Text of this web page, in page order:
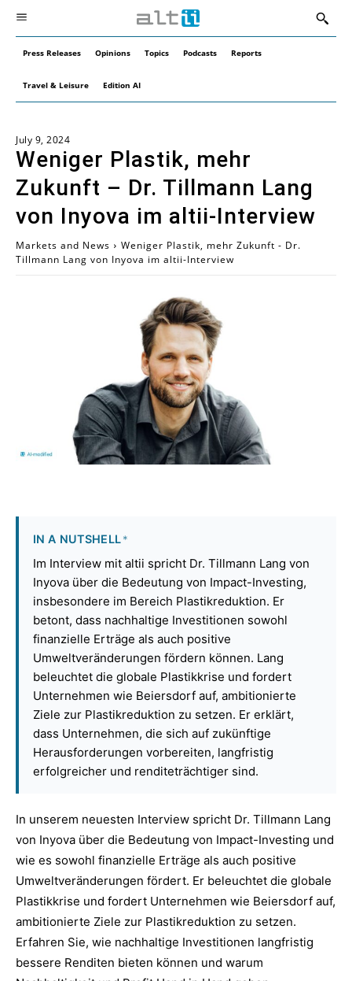
Press Releases Opinions Topics Podcasts Reports
Travel & Leisure Edition AI
July 9, 2024
Weniger Plastik, mehr
Zukunft – Dr. Tillmann Lang
von Inyova im altii-Interview
Markets and News
Weniger Plastik, mehr Zukunft - Dr.
Tillmann Lang von Inyova im altii-Interview
IN A NUTSHELL*
Im Interview mit altii spricht Dr. Tillmann Lang von
Inyova über die Bedeutung von Impact-Investing,
insbesondere im Bereich Plastikreduktion. Er
betont, dass nachhaltige Investitionen sowohl
finanzielle Erträge als auch positive
Umweltveränderungen fördern können. Lang
beleuchtet die globale Plastikkrise und fordert
Unternehmen wie Beiersdorf auf, ambitionierte
Ziele zur Plastikreduktion zu setzen. Er erklärt,
dass Unternehmen, die sich auf zukünftige
Herausforderungen vorbereiten, langfristig
erfolgreicher und renditeträchtiger sind.
In unserem neuesten Interview spricht Dr. Tillmann Lang
von Inyova über die Bedeutung von Impact-Investing und
wie es sowohl finanzielle Erträge als auch positive
Umweltveränderungen fördert. Er beleuchtet die globale
Plastikkrise und fordert Unternehmen wie Beiersdorf auf,
ambitionierte Ziele zur Plastikreduktion zu setzen.
Erfahren Sie, wie nachhaltige Investitionen langfristig
bessere Renditen bieten können und warum